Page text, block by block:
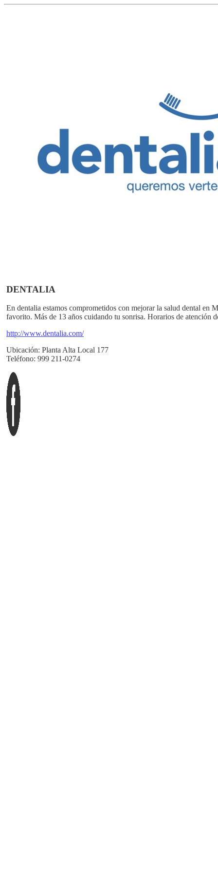
DENTALIA
En dentalia estamos comprometidos con mejorar la salud dental en
favorito. Más de 13 años cuidando tu sonrisa. Horarios de atención
http://www.dentalia.com/
Ubicación: Planta Alta Local 177
Teléfono: 999 211-0274